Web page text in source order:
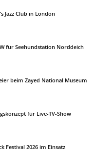
Jazz Club in London
für Seehundstation Norddeich
beim Zayed National Museum
für Live-TV-Show
Festival 2026 im Einsatz